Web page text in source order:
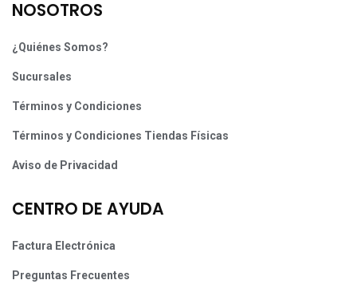
NOSOTROS
¿Quiénes Somos?
Sucursales
Términos y Condiciones
Términos y Condiciones Tiendas Físicas
Aviso de Privacidad
CENTRO DE AYUDA
Factura Electrónica
Preguntas Frecuentes